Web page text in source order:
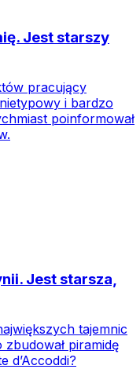
Jest starszy
pracujący
i bardzo
poinformował
Jest starsza,
tajemnic
piramidę
d’Accoddi?